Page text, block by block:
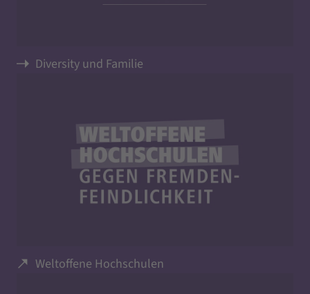
Diversity und Familie
Weltoffene Hochschulen